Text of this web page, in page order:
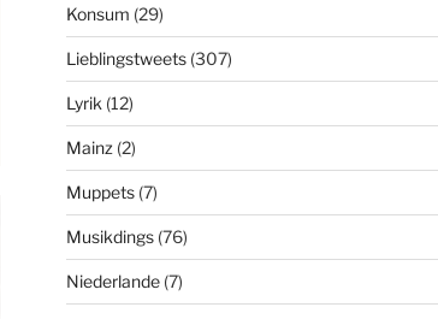
Konsum (29)
Lieblingstweets(307)
Lyrik (12)
Mainz (2)
Muppets(7)
Musikdings(76)
Niederlande(7)